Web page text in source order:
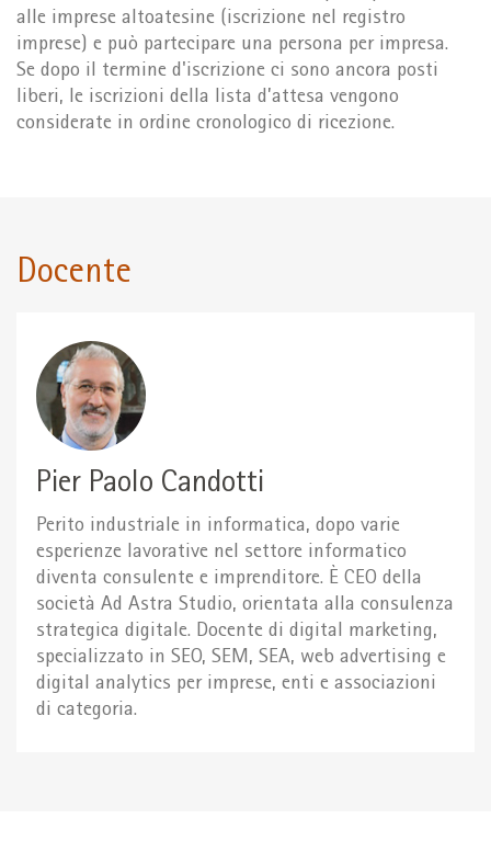
alle imprese altoatesine (iscrizione nel registro
imprese) e può partecipare una persona per impresa.
Se dopo il termine d'iscrizione ci sono ancora posti
liberi, le iscrizioni della lista d’attesa vengono
considerate in ordine cronologico di ricezione.
Docente
Pier Paolo Candotti
Perito industriale in informatica, dopo varie
esperienze lavorative nel settore informatico
diventa consulente e imprenditore. È CEO della
società Ad Astra Studio, orientata alla consulenza
strategica digitale. Docente di digital marketing,
specializzato in SEO, SEM, SEA, web advertising e
digital analytics per imprese, enti e associazioni
di categoria.